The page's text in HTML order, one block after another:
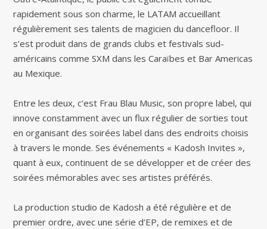
rapidement sous son charme, le LATAM accueillant
régulièrement ses talents de magicien du dancefloor. Il
s’est produit dans de grands clubs et festivals sud-
américains comme SXM dans les Caraïbes et Bar Americas
au Mexique.
Entre les deux, c’est Frau Blau Music, son propre label, qui
innove constamment avec un flux régulier de sorties tout
en organisant des soirées label dans des endroits choisis
à travers le monde. Ses événements « Kadosh Invites »,
quant à eux, continuent de se développer et de créer des
soirées mémorables avec ses artistes préférés.
La production studio de Kadosh a été régulière et de
premier ordre, avec une série d’EP, de remixes et de